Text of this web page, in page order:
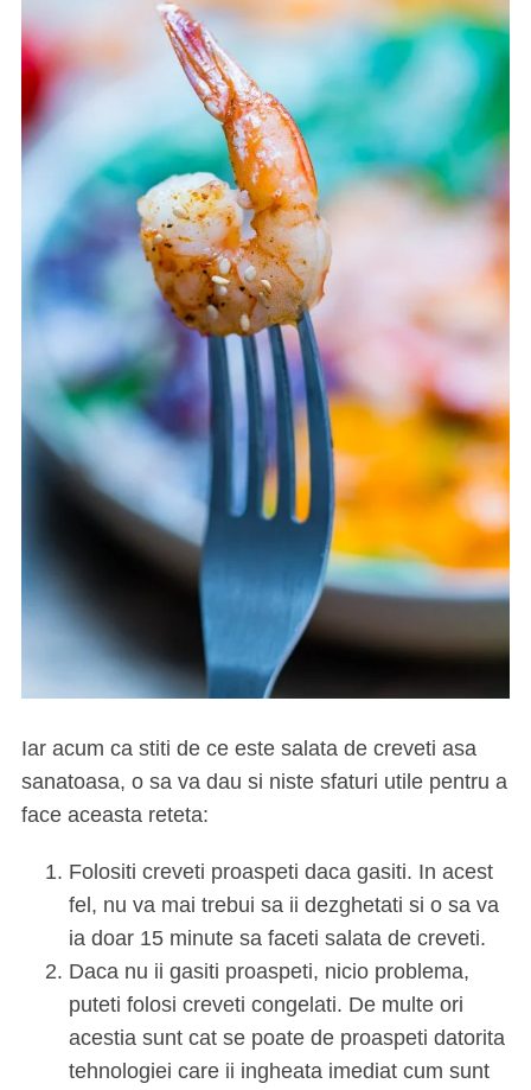
Iar acum ca stiti de ce este salata de creveti asa
sanatoasa, o sa va dau si niste sfaturi utile pentru a
face aceasta reteta:
Folositi creveti proaspeti daca gasiti. In acest
fel, nu va mai trebui sa ii dezghetati si o sa va
ia doar 15 minute sa faceti salata de creveti.
Daca nu ii gasiti proaspeti, nicio problema,
puteti folosi creveti congelati. De multe ori
acestia sunt cat se poate de proaspeti datorita
tehnologiei care ii ingheata imediat cum sunt